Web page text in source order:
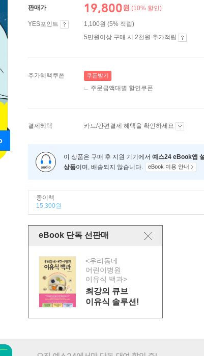
판매가 19,800원 (10% 할인)
YES포인트
1,100원 (5% 적립)
5만원이상 구매 시 2천원 추가적립
추가혜택쿠폰 쿠폰받기
주문금액대별 할인쿠폰
결제혜택 카드/간편결제 혜택을 확인하세요
이 상품은 구매 후 지원 기기에서 예스24 eBook앱
상품이며, 배송되지 않습니다. eBook 이용 안내
종이책
15,300원
eBook 단독 선판매
<우리동네
어린이병원
이유식 백과>
최강의 큐브
이유식 솔루션!